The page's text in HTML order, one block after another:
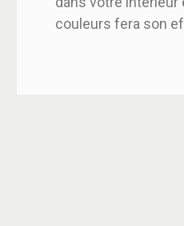
couleurs fera son